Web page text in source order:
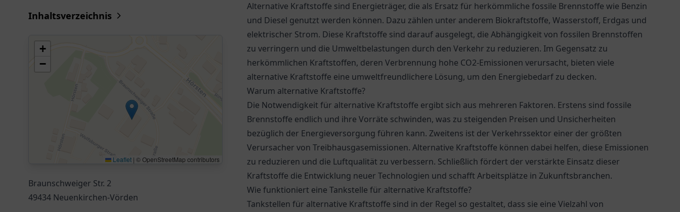
Inhaltsverzeichnis
+
−
Leaflet | © OpenStreetMap contributors
Braunschweiger Str. 2
49434 Neuenkirchen-Vörden
Alternative Kraftstoffe sind Energieträger, die als Ersatz für herkömmliche fossile Brennstoffe wie Benzin
und Diesel genutzt werden können. Dazu zählen unter anderem Biokraftstoffe, Wasserstoff, Erdgas und
elektrischer Strom. Diese Kraftstoffe sind darauf ausgelegt, die Abhängigkeit von fossilen Brennstoffen
zu verringern und die Umweltbelastungen durch den Verkehr zu reduzieren. Im Gegensatz zu
herkömmlichen Kraftstoffen, deren Verbrennung hohe CO2-Emissionen verursacht, bieten viele
alternative Kraftstoffe eine umweltfreundlichere Lösung, um den Energiebedarf zu decken.
Warum alternative Kraftstoffe?
Die Notwendigkeit für alternative Kraftstoffe ergibt sich aus mehreren Faktoren. Erstens sind fossile
Brennstoffe endlich und ihre Vorräte schwinden, was zu steigenden Preisen und Unsicherheiten
bezüglich der Energieversorgung führen kann. Zweitens ist der Verkehrssektor einer der größten
Verursacher von Treibhausgasemissionen. Alternative Kraftstoffe können dabei helfen, diese Emissionen
zu reduzieren und die Luftqualität zu verbessern. Schließlich fördert der verstärkte Einsatz dieser
Kraftstoffe die Entwicklung neuer Technologien und schafft Arbeitsplätze in Zukunftsbranchen.
Wie funktioniert eine Tankstelle für alternative Kraftstoffe?
Tankstellen für alternative Kraftstoffe sind in der Regel so gestaltet, dass sie eine Vielzahl von